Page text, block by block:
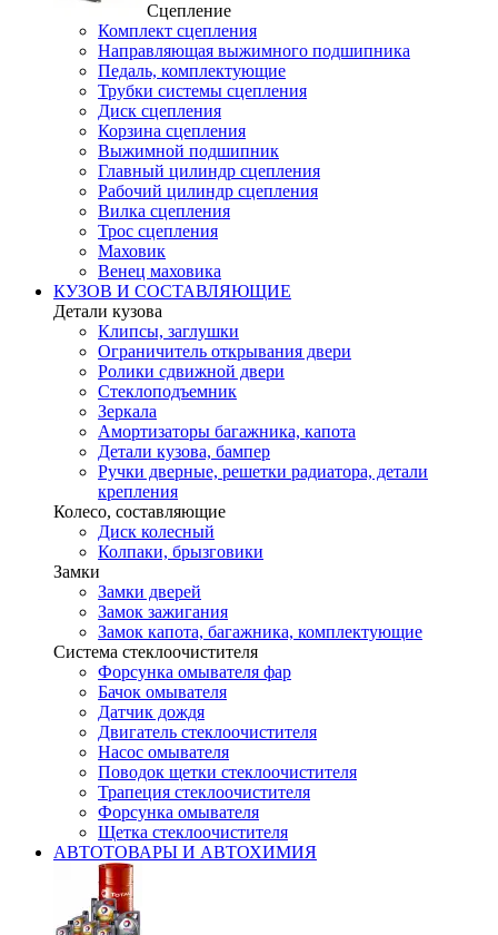
Сцепление
Комплект сцепления
Направляющая выжимного подшипника
Педаль, комплектующие
Трубки системы сцепления
Диск сцепления
Корзина сцепления
Выжимной подшипник
Главный цилиндр сцепления
Рабочий цилиндр сцепления
Вилка сцепления
Трос сцепления
Маховик
Венец маховика
КУЗОВ И СОСТАВЛЯЮЩИЕ
Детали кузова
Клипсы, заглушки
Ограничитель открывания двери
Ролики сдвижной двери
Стеклоподъемник
Зеркала
Амортизаторы багажника, капота
Детали кузова, бампер
Ручки дверные, решетки радиатора, детали
крепления
Колесо, составляющие
Диск колесный
Колпаки, брызговики
Замки
Замки дверей
Замок зажигания
Замок капота, багажника, комплектующие
Система стеклоочистителя
Форсунка омывателя фар
Бачок омывателя
Датчик дождя
Двигатель стеклоочистителя
Насос омывателя
Поводок щетки стеклоочистителя
Трапеция стеклоочистителя
Форсунка омывателя
Щетка стеклоочистителя
АВТОТОВАРЫ И АВТОХИМИЯ